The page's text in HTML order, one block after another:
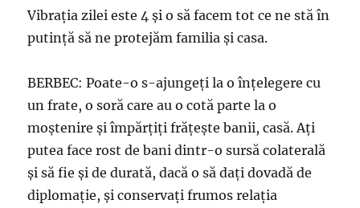
Vibraţia zilei este 4 şi o să facem tot ce ne stă în
putinţă să ne protejăm familia şi casa.
BERBEC: Poate-o s-ajungeţi la o înţelegere cu
un frate, o soră care au o cotă parte la o
moştenire şi împărţiţi frăţeşte banii, casă. Aţi
putea face rost de bani dintr-o sursă colaterală
şi să fie şi de durată, dacă o să daţi dovadă de
diplomaţie, şi conservaţi frumos relaţia